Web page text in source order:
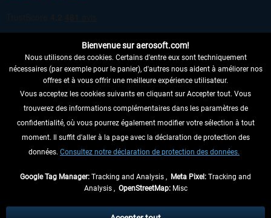
RENONCER AU CONTRAT ICI
INFORMATIONS
NE MANQUEZ PAS LES DERNIÈRES
échéant, frais de remboursement, si aucune description contraire.
Bienvenue sur aerosoft.com!
Nous utilisons des cookies. Certains d'entre eux sont techniquement
nécessaires (par exemple pour le panier), d'autres nous aident à améliorer nos
offres et à vous offrir une meilleure expérience utilisateur.
Vous acceptez les cookies suivants en cliquant sur Accepter tout. Vous
trouverez des informations complémentaires dans les paramètres de
confidentialité, où vous pourrez également modifier votre sélection à tout
moment. Il suffit d'aller à la page avec la déclaration de protection des
données. Consultez notre déclaration de protection des données.
Google Tag Manager: Tracking and Analysis , Meta Pixel: Tracking and
Analysis , OpenStreetMap:Misc